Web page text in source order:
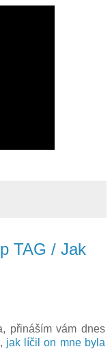
TAG / Jak
přináším vám dnes
jak líčil on mne byla